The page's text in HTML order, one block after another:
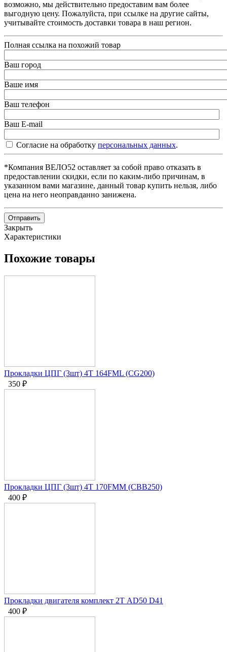
возможно, мы действительно предоставим вам более
выгодную цену. Пожалуйста, при ссылке на другие сайты,
учитывайте стоимость доставки товара в наш регион.
Полная ссылка на похожий товар
Ваш город
Ваше имя
Ваш телефон
Ваш E-mail
Согласие на обработку персональных данных.
*Компания ВЕЛО52 оставляет за собой право отказать в
предоставлении скидки, если по каким-либо причинам, в
указанном вами магазине, данный товар купить нельзя, либо
цена на него неоправданно занижена.
Отправить
Закрыть
Характеристики
Похожие товары
Прокладки ЦПГ (3шт) 4T 164FML (CG200)
350 ₽
Прокладки ЦПГ (3шт) 4T 170FMM (CBB250)
400 ₽
Прокладки двигателя комплект 2Т AD50 D41
400 ₽